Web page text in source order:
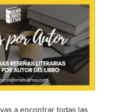
a encontrar todas las